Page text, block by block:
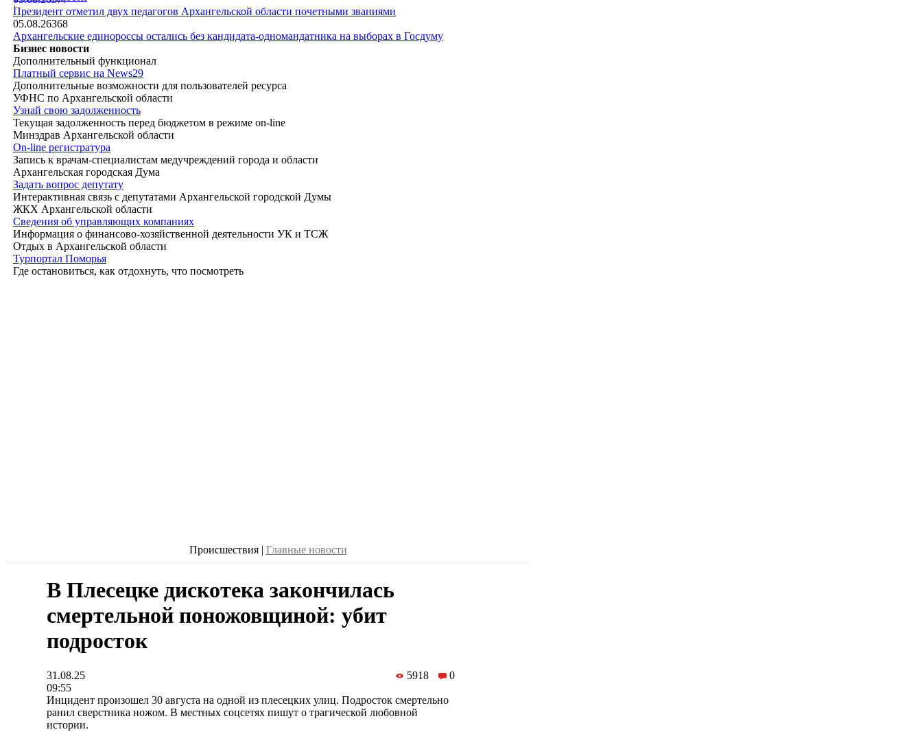
|
Президент отметил двух педагогов Архангельской области почетными званиями
05.08.26368
Архангельские единороссы остались без кандидата-одномандатника на выборах в Госдуму
Бизнес новости
Дополнительный функционал
Платный сервис на News29
Дополнительные возможности для пользователей ресурса
УФНС по Архангельской области
Узнай свою задолженность
Текущая задолженность перед бюджетом в режиме on-line
Минздрав Архангельской области
On-line регистратура
Запись к врачам-специалистам медучреждений города и области
Архангельская городская Дума
Задать вопрос депутату
Интерактивная связь с депутатами Архангельской городской Думы
ЖКХ Архангельской области
Сведения об управляющих компаниях
Информация о финансово-хозяйственной деятельности УК и ТСЖ
Отдых в Архангельской области
Турпортал Поморья
Где остановиться, как отдохнуть, что посмотреть
Происшествия | Главные новости
В Плесецке дискотека закончилась
смертельной поножовщиной: убит
подросток
31.08.25
09:55
5918 0
Инцидент произошел 30 августа на одной из плесецких улиц. Подросток смертельно
ранил сверстника ножом. В местных соцсетях пишут о трагической любовной
истории.